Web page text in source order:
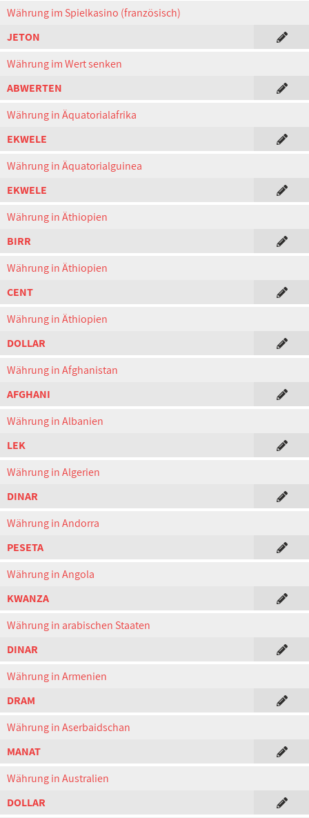
Währung im Spielkasino (französisch)
JETON
Währung im Wert senken
ABWERTEN
Währung in Äquatorialafrika
EKWELE
Währung in Äquatorialguinea
EKWELE
Währung in Äthiopien
BIRR
Währung in Äthiopien
CENT
Währung in Äthiopien
DOLLAR
Währung in Afghanistan
AFGHANI
Währung in Albanien
LEK
Währung in Algerien
DINAR
Währung in Andorra
PESETA
Währung in Angola
KWANZA
Währung in arabischen Staaten
DINAR
Währung in Armenien
DRAM
Währung in Aserbaidschan
MANAT
Währung in Australien
DOLLAR